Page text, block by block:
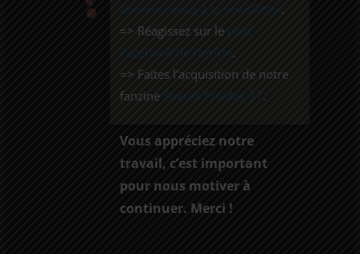
abonnez-vous à la newsletter.
=> Réagissez sur le post
Facebook de l'article.
=> Faites l'acquisition de notre
fanzine Sueurs Froides 37.
Vous appréciez notre
travail, c’est important
pour nous motiver à
continuer. Merci !